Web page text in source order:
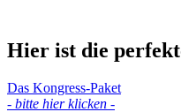
Hier ist die
Das Kongress-Paket
- bitte hier klicken -